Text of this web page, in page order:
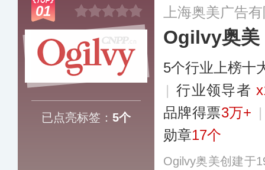
01
已点亮标签： 5个
上海奥美广告
Ogilvy奥美
5个行业上榜十
| 行业领导者
品牌得票3万+
勋章17个
Ogilvy奥美创建于